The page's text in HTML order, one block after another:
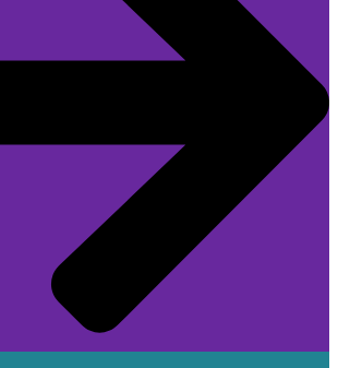
продукты
отдела
под ключ
робот